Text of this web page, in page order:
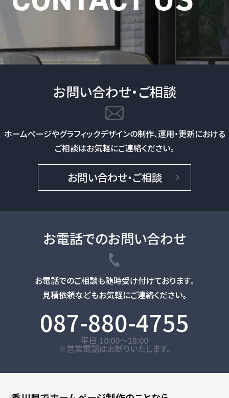
お問い合わせ・ご相談
ホームページやグラフィックデザインの制作、運用・更新における
ご相談はお気軽にご連絡ください。
お問い合わせ・ご相談
お電話でのお問い合わせ
お電話でのご相談も随時受け付けております。
見積依頼などもお気軽にご連絡ください。
087-880-4755
平日 10:00～18:00
※営業電話はお断りいたします。